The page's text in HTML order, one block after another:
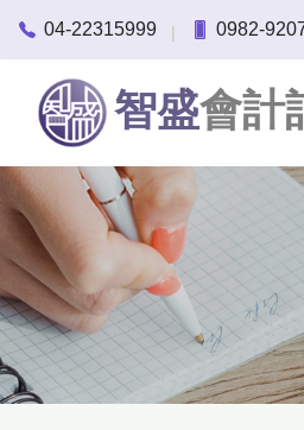
04-22315999 | 0982-
智盛會計